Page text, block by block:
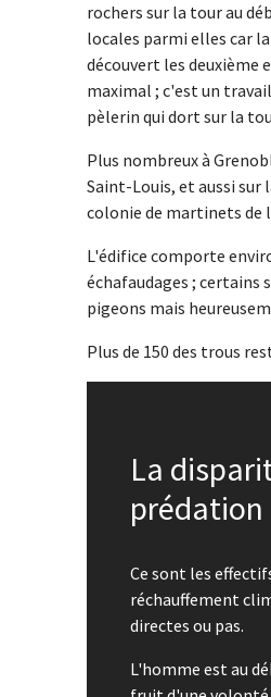
rochers sur la tour au
locales parmi elles car
découvert les deuxième
maximal ; c'est un
pèlerin qui dort sur la
Plus nombreux à
Saint-Louis, et aussi
colonie de martinets de
L'édifice comporte
échafaudages ; certains
pigeons mais
Plus de 150 des trous
La
prédation
Ce sont les
réchauffement
directes ou pas.
L'homme est au